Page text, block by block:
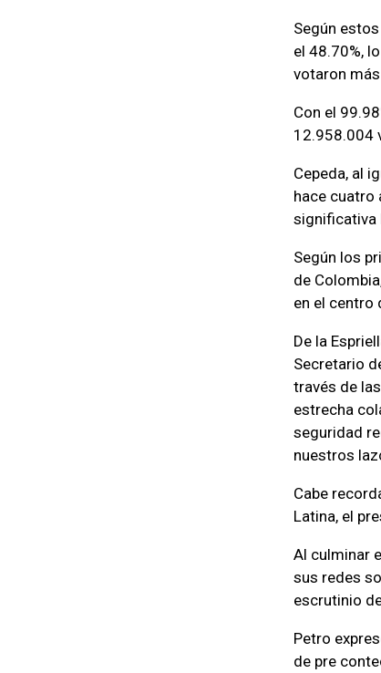
Según
el 48.70%,
votaron
Con el
12.958.004
Cepeda, al
hace cuatro
significativa
Según los
de
en el centro
De la
Secretario
través de
estrecha
seguridad
nuestros
Cabe
Latina, el
Al culminar
sus redes
escrutinio
Petro
de pre